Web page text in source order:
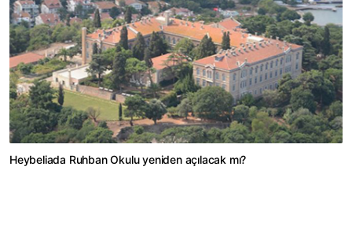
Heybeliada Ruhban Okulu yeniden açılacak mı?